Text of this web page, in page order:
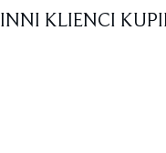
INNI KLIENCI